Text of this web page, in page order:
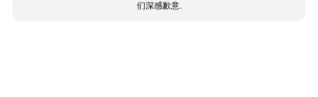
们深感歉意.